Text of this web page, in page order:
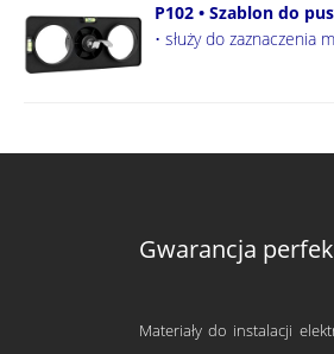
P102 • Szablon do
• służy do zaznaczenia
Gwarancja
Materiały do instalacji